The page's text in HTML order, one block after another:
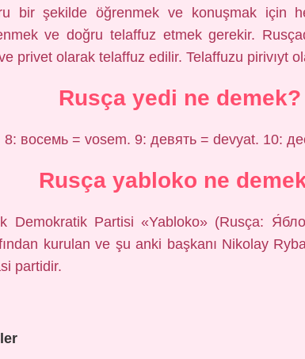
bir şekilde öğrenmek ve konuşmak için
ve doğru telaffuz etmek gerekir.
privet olarak telaffuz edilir. Telaffuzu pirivıyt
Rusça yedi ne demek?
восемь = vosem. 9: девять = devyat. 10:
Rusça yabloko ne
Demokratik Partisi «Yabloko» (Rusça:
kurulan ve şu anki başkanı Nikolay
partidir.